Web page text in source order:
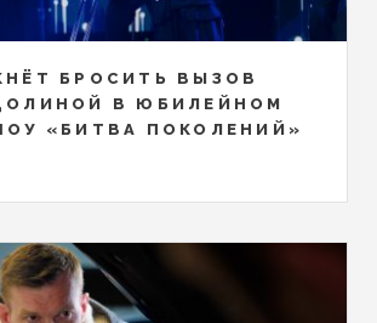
БРОСИТЬ ВЫЗОВ
В ЮБИЛЕЙНОМ
«БИТВА ПОКОЛЕНИЙ»